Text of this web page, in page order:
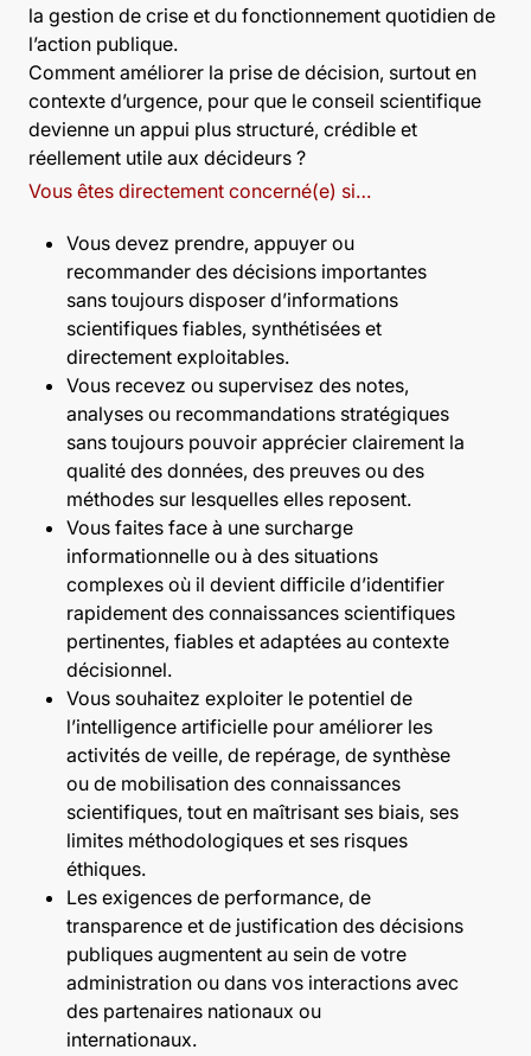
la gestion de crise et du fonctionnement quotidien de
l’action publique.
Comment améliorer la prise de décision, surtout en
contexte d’urgence, pour que le conseil scientifique
devienne un appui plus structuré, crédible et
réellement utile aux décideurs ?
Vous êtes directement concerné(e) si…
Vous devez prendre, appuyer ou
recommander des décisions importantes
sans toujours disposer d’informations
scientifiques fiables, synthétisées et
directement exploitables.
Vous recevez ou supervisez des notes,
analyses ou recommandations stratégiques
sans toujours pouvoir apprécier clairement la
qualité des données, des preuves ou des
méthodes sur lesquelles elles reposent.
Vous faites face à une surcharge
informationnelle ou à des situations
complexes où il devient difficile d’identifier
rapidement des connaissances scientifiques
pertinentes, fiables et adaptées au contexte
décisionnel.
Vous souhaitez exploiter le potentiel de
l’intelligence artificielle pour améliorer les
activités de veille, de repérage, de synthèse
ou de mobilisation des connaissances
scientifiques, tout en maîtrisant ses biais, ses
limites méthodologiques et ses risques
éthiques.
Les exigences de performance, de
transparence et de justification des décisions
publiques augmentent au sein de votre
administration ou dans vos interactions avec
des partenaires nationaux ou
internationaux.